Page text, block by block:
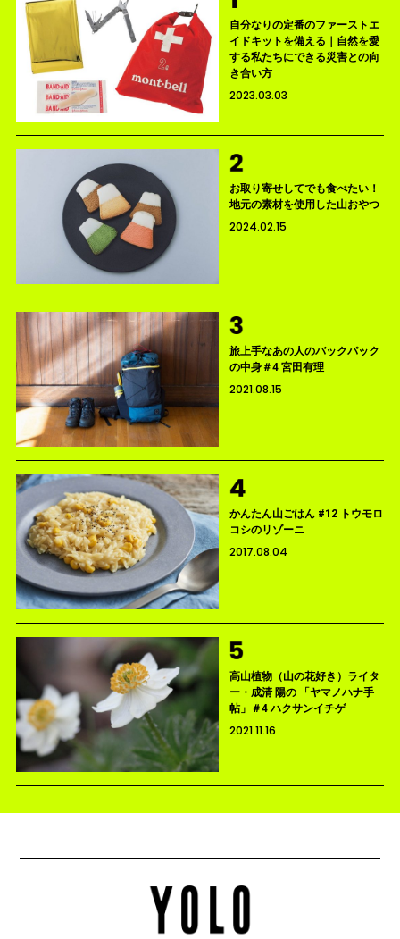
自分なりの定番のファーストエ
イドキットを備える｜自然を愛
する私たちにできる災害との向
き合い方
2023.03.03
お取り寄せしてでも食べたい！
地元の素材を使用した山おやつ
2024.02.15
旅上手なあの人のバックパック
の中身＃4 宮田有理
2021.08.15
かんたん山ごはん #12 トウモロ
コシのリゾーニ
2017.08.04
高山植物（山の花好き）ライタ
ー・成清 陽の 「ヤマノハナ手
帖」＃4 ハクサンイチゲ
2021.11.16